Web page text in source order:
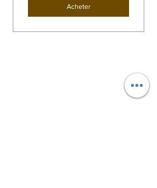
Acheter